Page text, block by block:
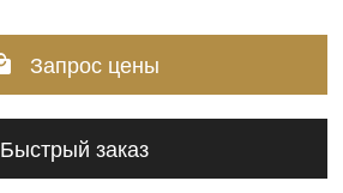
Запрос цены
Быстрый заказ